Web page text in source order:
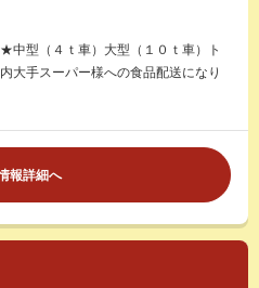
型（４ｔ車）大型（１０ｔ車）ト
大手スーパー様への食品配送になり
報詳細へ